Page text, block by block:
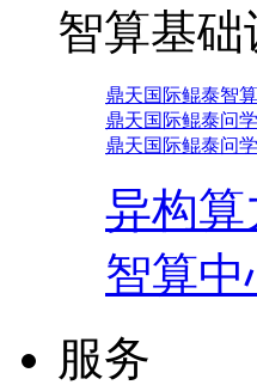
智算基础
鼎天国际鲲泰智
鼎天国际鲲泰问
鼎天国际鲲泰问
异构
智算
服务